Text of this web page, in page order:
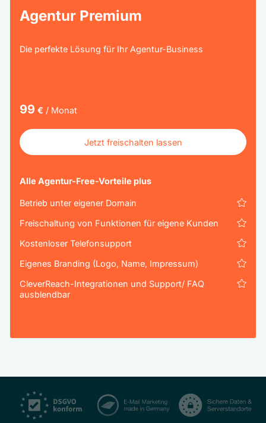
Agentur Premium
Die perfekte Lösung für Ihr Agentur-Business
99 € / Monat
Jetzt freischalten lassen
Alle Agentur-Free-Vorteile plus
Betrieb unter eigener Domain
Freischaltung von Funktionen für eigene Kunden
Kostenloser Telefonsupport
Eigenes Branding (Logo, Name, Impressum)
CleverReach-Integrationen und Support/ FAQ
ausblendbar